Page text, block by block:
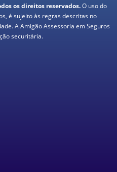
os direitos reservados.O uso do
é sujeito às regras descritas no
A Amigão Assessoria em Seguros
securitária.